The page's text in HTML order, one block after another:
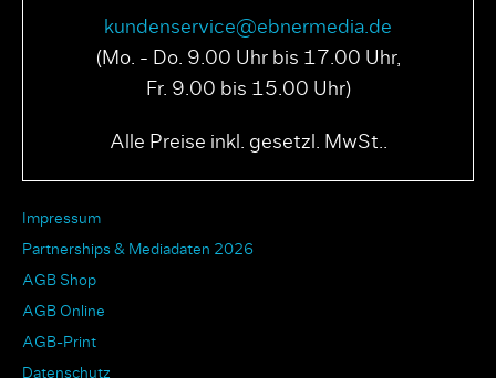
kundenservice@ebnermedia.de
(Mo. - Do. 9.00 Uhr bis 17.00 Uhr,
Fr. 9.00 bis 15.00 Uhr)
Alle Preise inkl. gesetzl. MwSt..
Impressum
Partnerships & Mediadaten 2026
AGB Shop
AGB Online
AGB-Print
Datenschutz